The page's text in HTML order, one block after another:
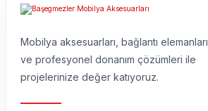
Mobilya aksesuarları, bağlantı elemanları
ve profesyonel donanım çözümleri ile
projelerinize değer katıyoruz.